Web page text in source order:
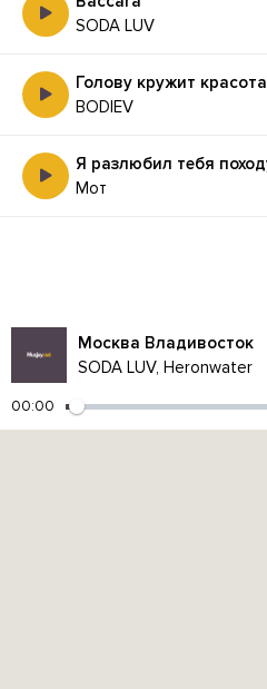
SODA LUV
Голову кружит красота
BODIEV
Мот
Москва Владивосток
SODA LUV, Heronwater
00:00